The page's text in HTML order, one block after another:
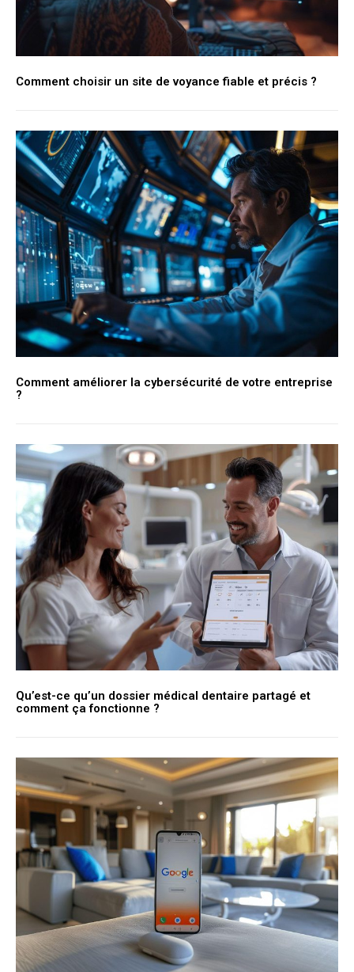
Comment choisir un site de voyance fiable et précis ?
Comment améliorer la cybersécurité de votre entreprise
?
Qu’est-ce qu’un dossier médical dentaire partagé et
comment ça fonctionne ?